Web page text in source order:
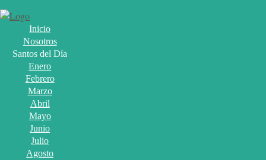
Inicio
Nosotros
Santos del Día
Enero
Febrero
Marzo
Abril
Mayo
Junio
Julio
Agosto